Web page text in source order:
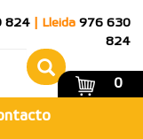
824 Lleida 976 630
824
0